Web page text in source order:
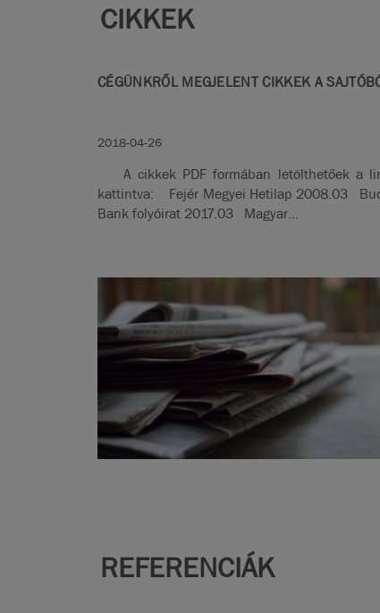
CIKKEK
CÉGÜNKRŐL MEGJELENT CIKKEK A
2018-04-26
A cikkek PDF formában letölthetőek a
kattintva: Fejér Megyei Hetilap 2008.03
Bank folyóirat 2017.03 Magyar...
REFERENCIÁK